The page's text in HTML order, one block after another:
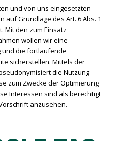
und von uns eingesetzten
auf Grundlage des Art. 6 Abs. 1
Mit den zum Einsatz
wollen wir eine
die fortlaufende
sicherstellen. Mittels der
die Nutzung
zum Zwecke der Optimierung
Interessen sind als berechtigt
anzusehen.